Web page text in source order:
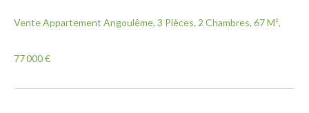
Vente Appartement Angoulême, 3 Pièces, 2 Chambres, 67 M²,
77 000 €